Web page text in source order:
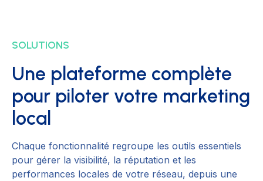
SOLUTIONS
Une plateforme complète
pour piloter votre marketing
local
Chaque fonctionnalité regroupe les outils essentiels
pour gérer la visibilité, la réputation et les
performances locales de votre réseau, depuis une